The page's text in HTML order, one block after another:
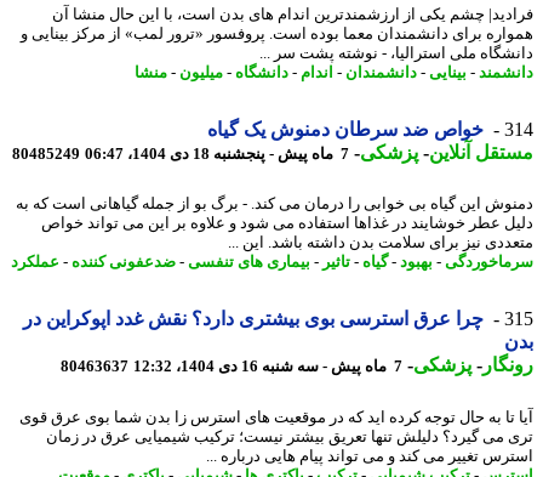
چشم یکی از ارزشمندترین اندام های بدن است، با این حال منشا آن
برای دانشمندان معما بوده است. پروفسور «ترور لمب» از مرکز بینایی و
ملی استرالیا، - نوشته پشت سر ...
-بینایی-دانشمندان- اندام -دانشگاه-میلیون-منشا
خواص ضد سرطان دمنوش یک گیاه
آنلاین-پزشکی-7 ماه پیش - پنجشنبه 18 دی 1404، 06:47 80485249
این گیاه بی خوابی را درمان می کند. - برگ بو از جمله گیاهانی است که به
عطر خوشایند در غذاها استفاده می شود و علاوه بر این می تواند خواص
نیز برای سلامت بدن داشته باشد. این ...
-بهبود-گیاه-تاثیر -بیماری های تنفسی-ضدعفونی کننده-عملکرد
چرا عرق استرسی بوی بیشتری دارد؟ نقش غدد اپوکراین در
-پزشکی-7 ماه پیش - سه شنبه 16 دی 1404، 12:32 80463637
تا به حال توجه کرده اید که در موقعیت های استرس زا بدن شما بوی عرق قوی
می گیرد؟ دلیلش تنها تعریق بیشتر نیست؛ ترکیب شیمیایی عرق در زمان
تغییر می کند و می تواند پیام هایی درباره ...